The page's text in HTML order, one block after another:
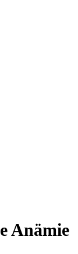
Anämie